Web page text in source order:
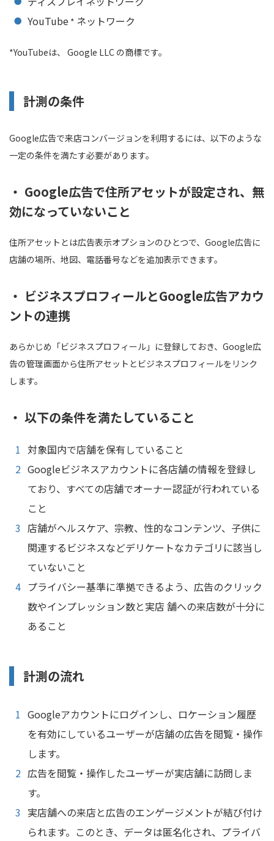
YouTube * ネットワーク
*YouTubeは、 Google LLC の商標です。
計測の条件
Google広告で来店コンバージョンを利用するには、以下のような
一定の条件を満たす必要があります。
・ Google広告で住所アセットが設定され、無
効になっていないこと
住所アセットとは広告表示オプションのひとつで、Google広告に
店舗の場所、地図、電話番号などを追加表示できます。
・ ビジネスプロフィールとGoogle広告アカウ
ントの連携
あらかじめ「ビジネスプロフィール」に登録しておき、Google広
告の管理画面から住所アセットとビジネスプロフィールをリンク
します。
・ 以下の条件を満たしていること
対象国内で店舗を保有していること
Googleビジネスアカウントに各店舗の情報を登録し
ており、すべての店舗でオーナー認証が行われている
こと
店舗がヘルスケア、宗教、性的なコンテンツ、子供に
関連するビジネスなどデリケートなカテゴリに該当し
ていないこと
プライバシー基準に準拠できるよう、広告のクリック
数やインプレッション数と実店 舗への来店数が十分に
あること
計測の流れ
Googleアカウントにログインし、ロケーション履歴
を有効にしているユーザーが店舗の広告を閲覧・操作
します。
広告を閲覧・操作したユーザーが実店舗に訪問しま
す。
実店舗への来店と広告のエンゲージメントが結び付け
られます。このとき、データは匿名化され、プライバ